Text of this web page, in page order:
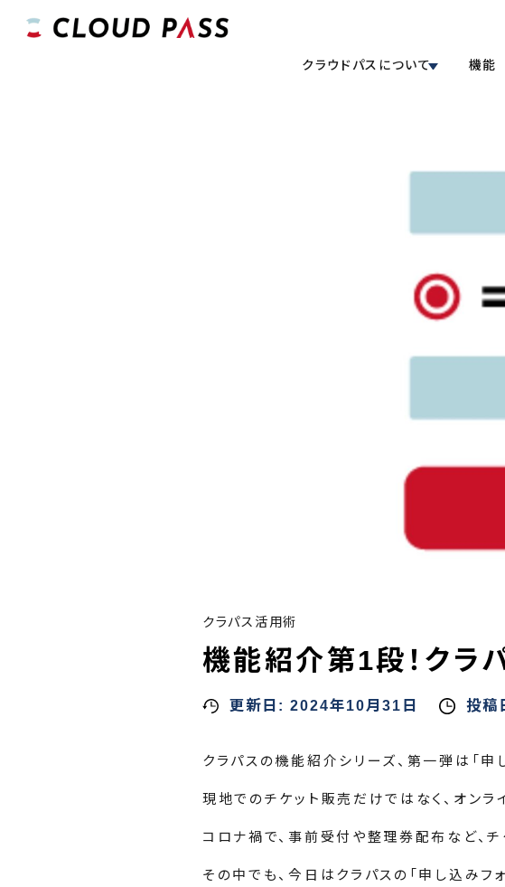
クラウドパスについて 機能
クラパス活用術
機能紹介第1段！クラ
更新日:2024年10月31日 投稿
クラパスの機能紹介シリーズ、第一弾は「申
現地でのチケット販売だけではなく、オン
コロナ禍で、事前受付や整理券配布など、
その中でも、今日はクラパスの「申し込みフ